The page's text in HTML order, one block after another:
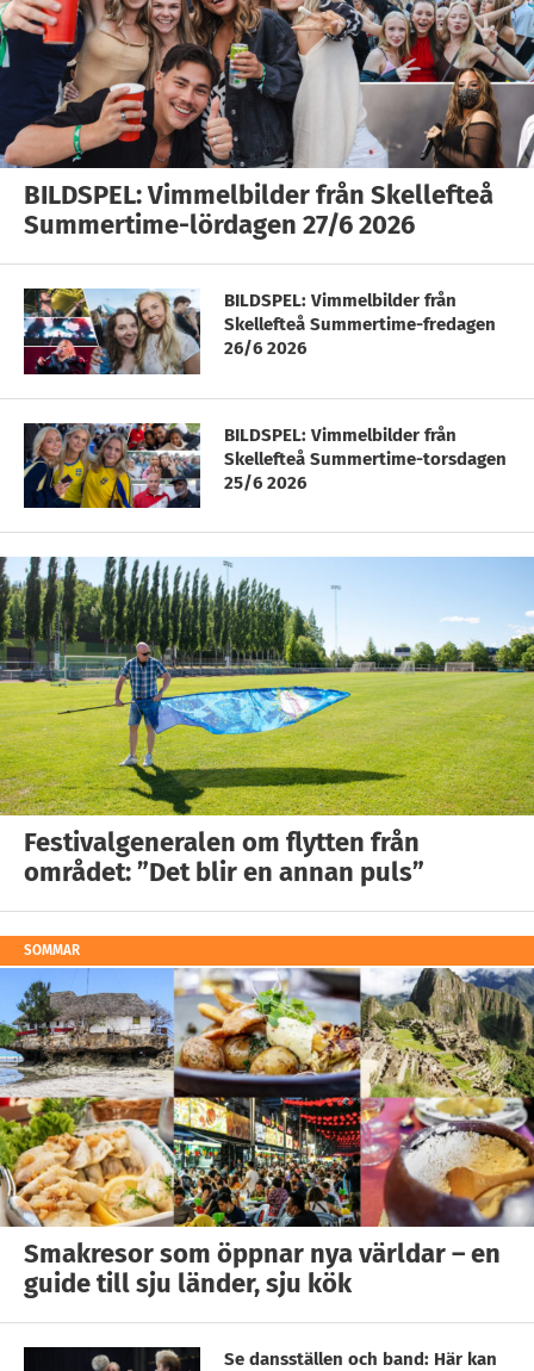
BILDSPEL: Vimmelbilder från Skellefteå
Summertime-lördagen 27/6 2026
BILDSPEL: Vimmelbilder från
Skellefteå Summertime-fredagen
26/6 2026
BILDSPEL: Vimmelbilder från
Skellefteå Summertime-torsdagen
25/6 2026
Festivalgeneralen om flytten från
området: ”Det blir en annan puls”
SOMMAR
Smakresor som öppnar nya världar – en
guide till sju länder, sju kök
Se dansställen och band: Här kan